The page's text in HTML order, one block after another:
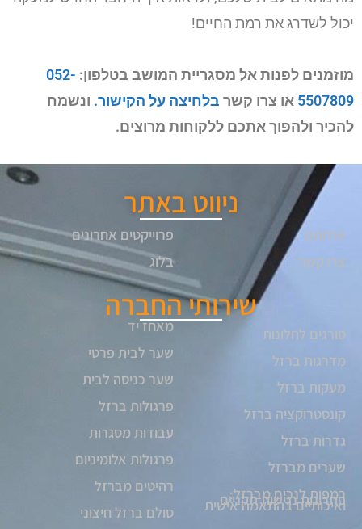
יכול לשדרג את רמת החיים!
מוזמנים לפנות אל מסגריית המושב בטלפון: 052-
5507809 או צרו קשר בלחיצה על הקישור. ונשמח
להכיר ולהפוך אתכם ללקוחות מרוצים.
ניווט באתר
אודותנו
צרו קשר
פרוייקטים אחרונים
בלוג
שירותי החברה
סורגים לחלונות
מדרגות ברזל
מעקות ברזל
קונסטרוקציה ברזל
גדרות ברזל
שערים מברזל
רמפות לנכים מברזל:
פתרונות נגישות תקניים
ואיכותיים בהתאמה אישית
מאחז יד
שער לבית פרטי
שער כניסה לבית
פרגולות ברזל
עבודות מסגרות
פרגולות אלומיניום
רהיטים מברזל
סולם ברזל חיצוני